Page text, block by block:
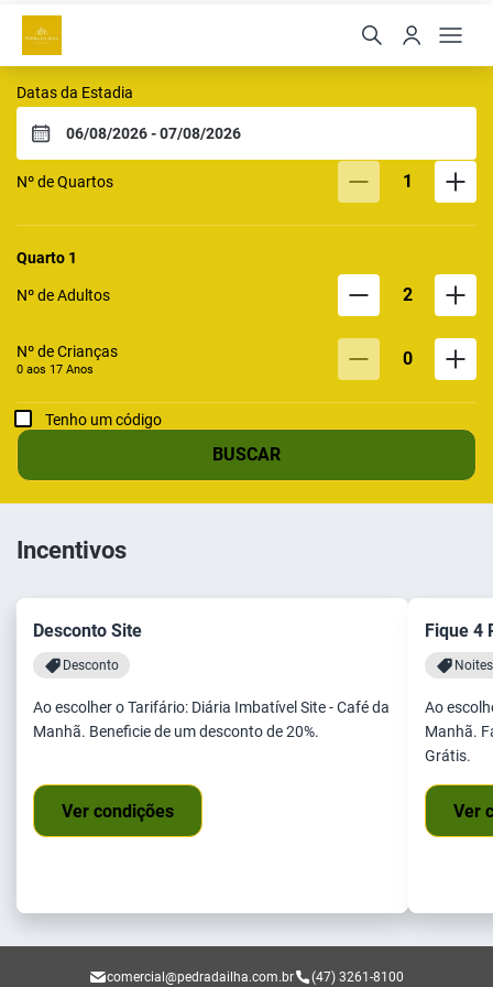
Pousada Pedra da Ilha
Datas da Estadia
Nº de Quartos 1
Quarto 1
Nº de Adultos 2
Nº de Crianças
0 aos 17 Anos 0
Tenho um código
BUSCAR
Incentivos
Desconto Site
Desconto
Ao escolher o Tarifário: Diária Imbatível Site - Café da
Manhã. Beneficie de um desconto de 20%.
Ver condições
Fique 4
Ao
Manhã.
Grátis.
Ver
comercial@pedradailha.com.br (47) 3261-8100